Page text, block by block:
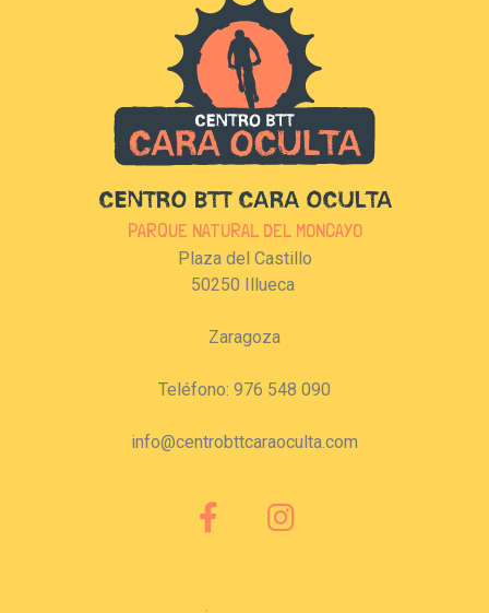
CENTRO BTT CARA OCULTA
PARQUE NATURAL DEL MONCAYO
Plaza del Castillo
50250 Illueca
Zaragoza
Teléfono: 976 548 090
info@centrobttcaraoculta.com